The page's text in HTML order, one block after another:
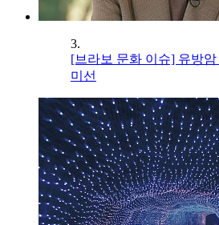
3.
[브라보 문화 이슈] 유방
미선